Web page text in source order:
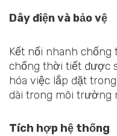
Dây điện và bảo vệ
Kết nối nhanh
chống thời tiết được
hóa việc lắp đặt
dài trong môi trường
Tích hợp hệ thống